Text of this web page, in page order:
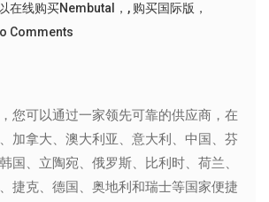
在线购买Nembutal， , 购买国际版，
Comments
您可以通过一家领先可靠的供应商，在
加拿大、澳大利亚、意大利、中国、芬
国、立陶宛、俄罗斯、比利时、荷兰、
捷克、德国、奥地利和瑞士等国家便捷